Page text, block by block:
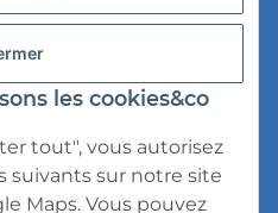
les cookies&co
tout", vous autorisez
suivants sur notre site
Maps. Vous pouvez